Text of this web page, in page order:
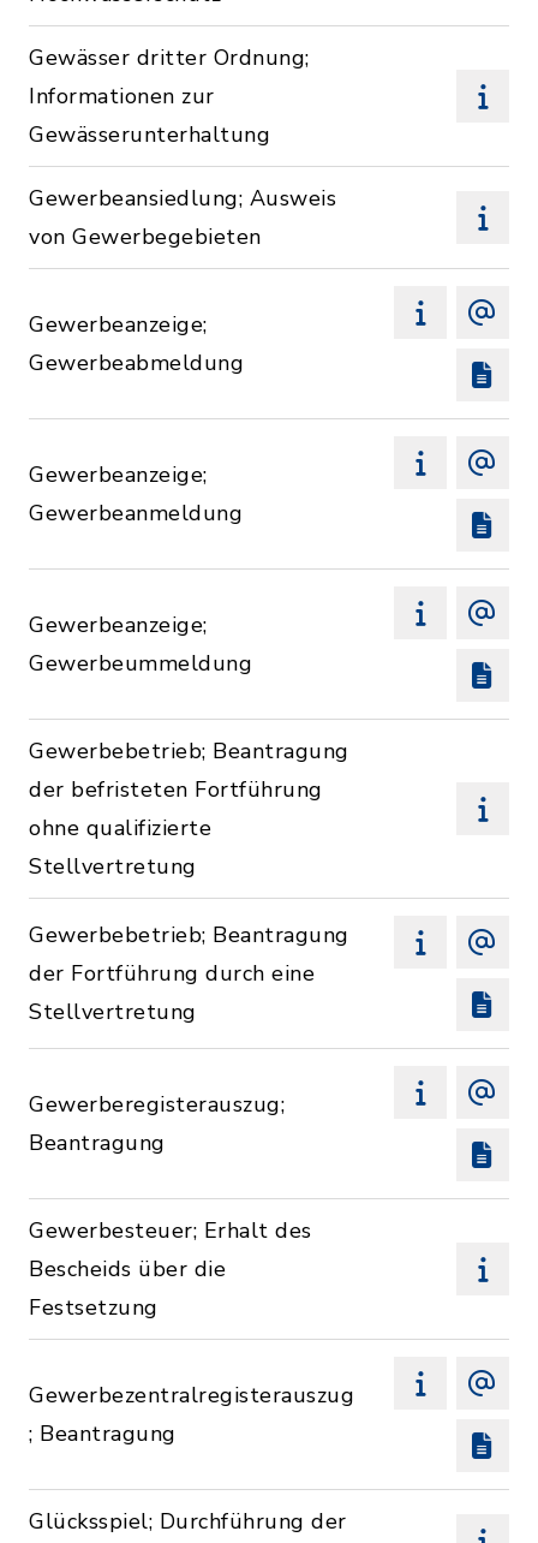
Gewässer dritter Ordnung;
Informationen zur
Gewässerunterhaltung
Gewerbeansiedlung; Ausweis
von Gewerbegebieten
Gewerbeanzeige;
Gewerbeabmeldung
Gewerbeanzeige;
Gewerbeanmeldung
Gewerbeanzeige;
Gewerbeummeldung
Gewerbebetrieb; Beantragung
der befristeten Fortführung
ohne qualifizierte
Stellvertretung
Gewerbebetrieb; Beantragung
der Fortführung durch eine
Stellvertretung
Gewerberegisterauszug;
Beantragung
Gewerbesteuer; Erhalt des
Bescheids über die
Festsetzung
Gewerbezentralregisterauszug
; Beantragung
Glücksspiel; Durchführung der